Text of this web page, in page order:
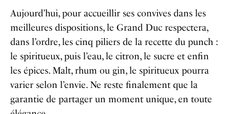
Aujourd’hui, pour accueillir ses convives dans les
meilleures dispositions, le Grand Duc respectera,
dans l’ordre, les cinq piliers de la recette du punch :
le spiritueux, puis l’eau, le citron, le sucre et enfin
les épices. Malt, rhum ou gin, le spiritueux pourra
varier selon l’envie. Ne reste finalement que la
garantie de partager un moment unique, en toute